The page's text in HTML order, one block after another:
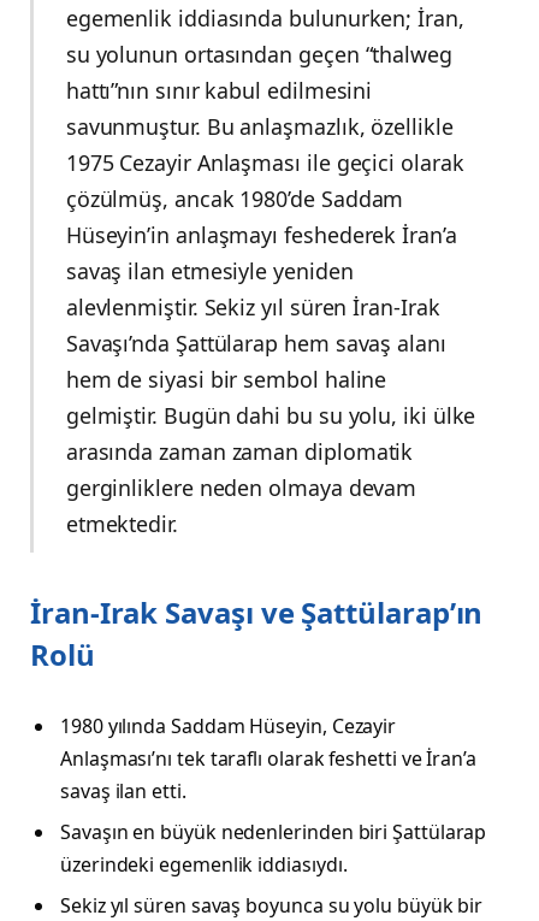
egemenlik iddiasında bulunurken; İran,
su yolunun ortasından geçen “thalweg
hattı”nın sınır kabul edilmesini
savunmuştur. Bu anlaşmazlık, özellikle
1975 Cezayir Anlaşması ile geçici olarak
çözülmüş, ancak 1980’de Saddam
Hüseyin’in anlaşmayı feshederek İran’a
savaş ilan etmesiyle yeniden
alevlenmiştir. Sekiz yıl süren İran-Irak
Savaşı’nda Şattülarap hem savaş alanı
hem de siyasi bir sembol haline
gelmiştir. Bugün dahi bu su yolu, iki ülke
arasında zaman zaman diplomatik
gerginliklere neden olmaya devam
etmektedir.
İran-Irak Savaşı ve Şattülarap’ın
Rolü
1980 yılında Saddam Hüseyin, Cezayir
Anlaşması’nı tek taraflı olarak feshetti ve İran’a
savaş ilan etti.
Savaşın en büyük nedenlerinden biri Şattülarap
üzerindeki egemenlik iddiasıydı.
Sekiz yıl süren savaş boyunca su yolu büyük bir